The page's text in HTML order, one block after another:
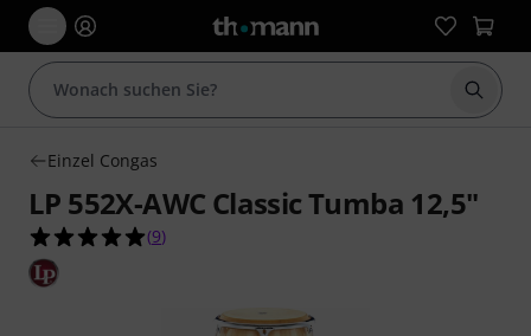
Suche
Einzel Congas
LP 552X-AWC Classic Tumba 12,5"
5.0 von 5 Sternen aus 9 Kundenbewertungen
(9)